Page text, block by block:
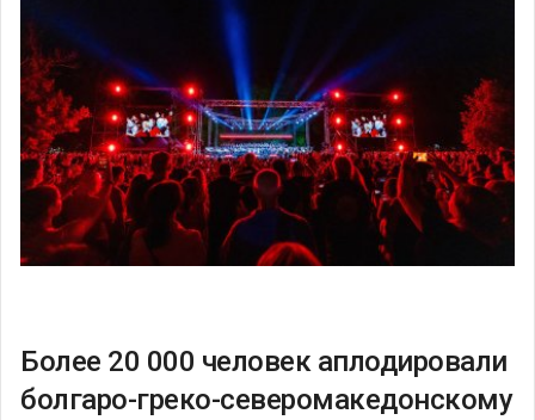
Более 20 000 человек аплодировали
болгаро-греко-северомакедонскому